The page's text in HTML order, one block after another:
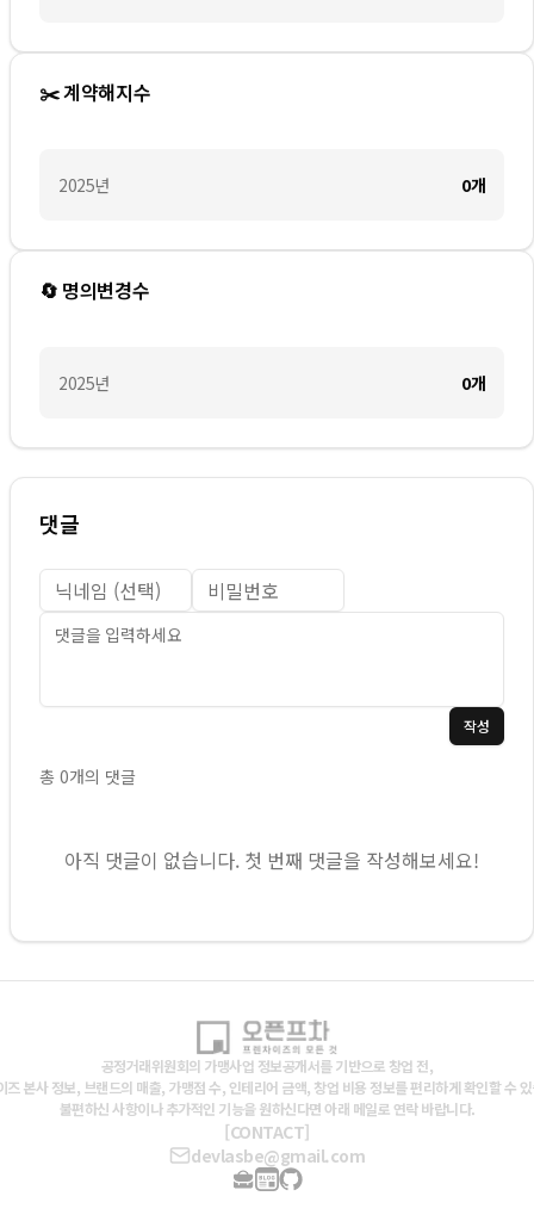
✂️ 계약해지수
2025년 0개
🔄 명의변경수
2025년 0개
댓글
작성
총 0개의 댓글
아직 댓글이 없습니다. 첫 번째 댓글을 작성해보세요!
공정거래위원회의 가맹사업 정보공개서를 기반으로 창업 전,
즈 본사 정보, 브랜드의 매출, 가맹점 수, 인테리어 금액, 창업 비용 정보를 편리하게 확인할 수
불편하신 사항이나 추가적인 기능을 원하신다면 아래 메일로 연락 바랍니다.
[CONTACT]
devlasbe@gmail.com